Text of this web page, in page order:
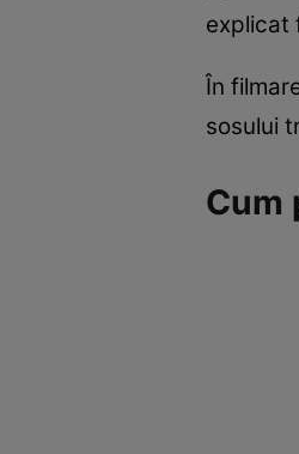
explicat
În
sosului
Cum